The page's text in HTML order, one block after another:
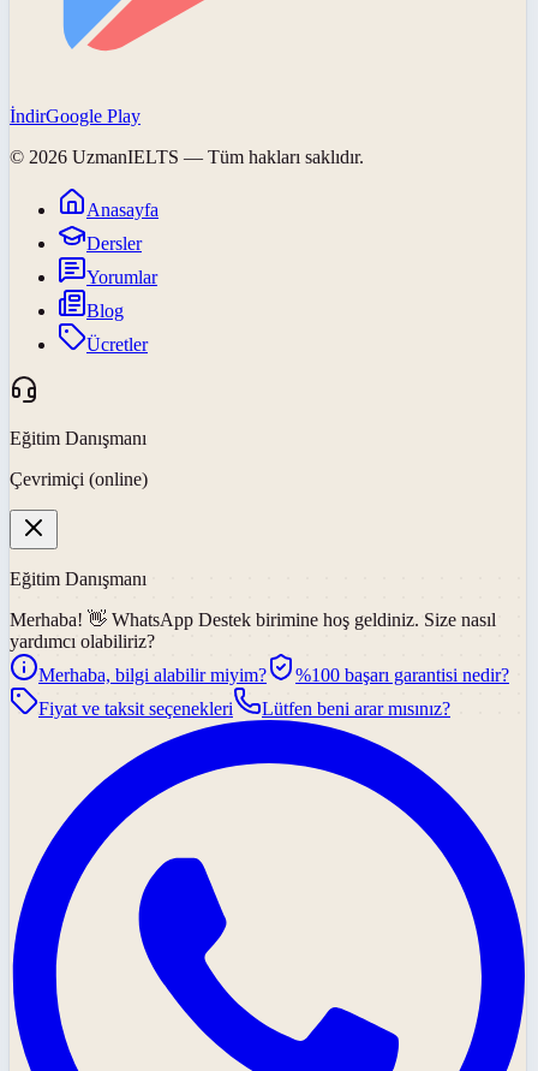
İndirGoogle Play
© 2026 UzmanIELTS — Tüm hakları saklıdır.
Anasayfa
Dersler
Yorumlar
Blog
Ücretler
Eğitim Danışmanı
Çevrimiçi (online)
Eğitim Danışmanı
Merhaba! 👋 WhatsApp Destek birimine hoş geldiniz. Size nasıl
yardımcı olabiliriz?
Merhaba, bilgi alabilir miyim?
%100 başarı garantisi nedir?
Fiyat ve taksit seçenekleri
Lütfen beni arar mısınız?